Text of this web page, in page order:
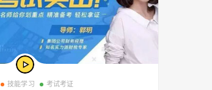
技能学习 考试考证